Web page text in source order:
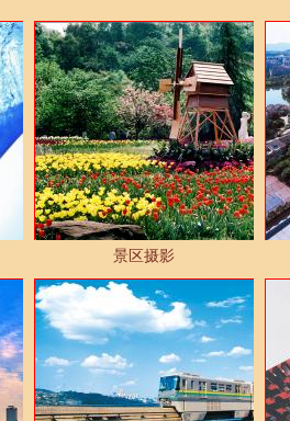
景区摄影